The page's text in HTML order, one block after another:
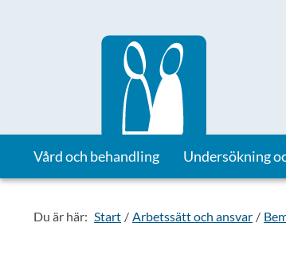
Till startsidan för Vårdhandboken
Vård och behandling Undersökning
Du är här: Start Arbetssätt och ansvar